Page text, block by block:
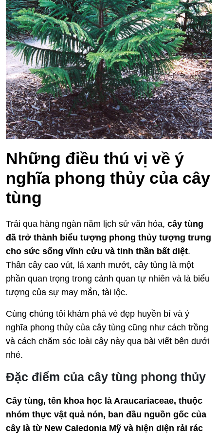
Những điều thú vị về ý
nghĩa phong thủy của cây
tùng
Trải qua hàng ngàn năm lịch sử văn hóa, cây tùng
đã trở thành biểu tượng phong thủy tượng trưng
cho sức sống vĩnh cửu và tinh thần bất diệt.
Thân cây cao vút, lá xanh mướt, cây tùng là một
phần quan trọng trong cảnh quan tự nhiên và là biểu
tượng của sự may mắn, tài lộc.
Cùng chúng tôi khám phá vẻ đẹp huyền bí và ý
nghĩa phong thủy của cây tùng cũng như cách trồng
và cách chăm sóc loài cây này qua bài viết bên dưới
nhé.
Đặc điểm của cây tùng phong thủy
Cây tùng, tên khoa học là Araucariaceae, thuộc
nhóm thực vật quả nón, ban đầu nguồn gốc của
cây là từ New Caledonia Mỹ và hiện diện rải rác